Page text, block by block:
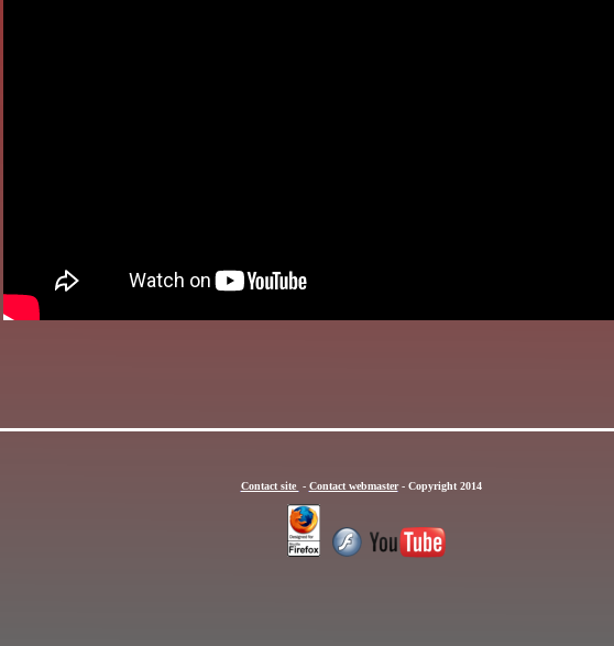
Contact site - Contact webmaster - Copyright 2014